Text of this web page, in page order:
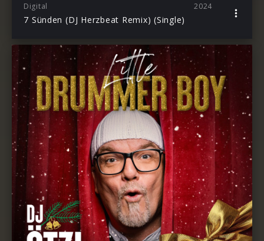
Digital 2024
7 Sünden (DJ Herzbeat Remix) (Single)